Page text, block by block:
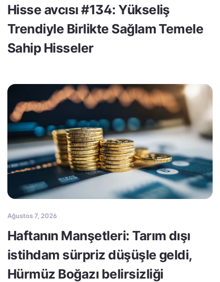
Hisse avcısı #134: Yükseliş
Trendiyle Birlikte Sağlam Temele
Sahip Hisseler
Ağustos 7, 2026
Haftanın Manşetleri: Tarım dışı
istihdam sürpriz düşüşle geldi,
Hürmüz Boğazı belirsizliği